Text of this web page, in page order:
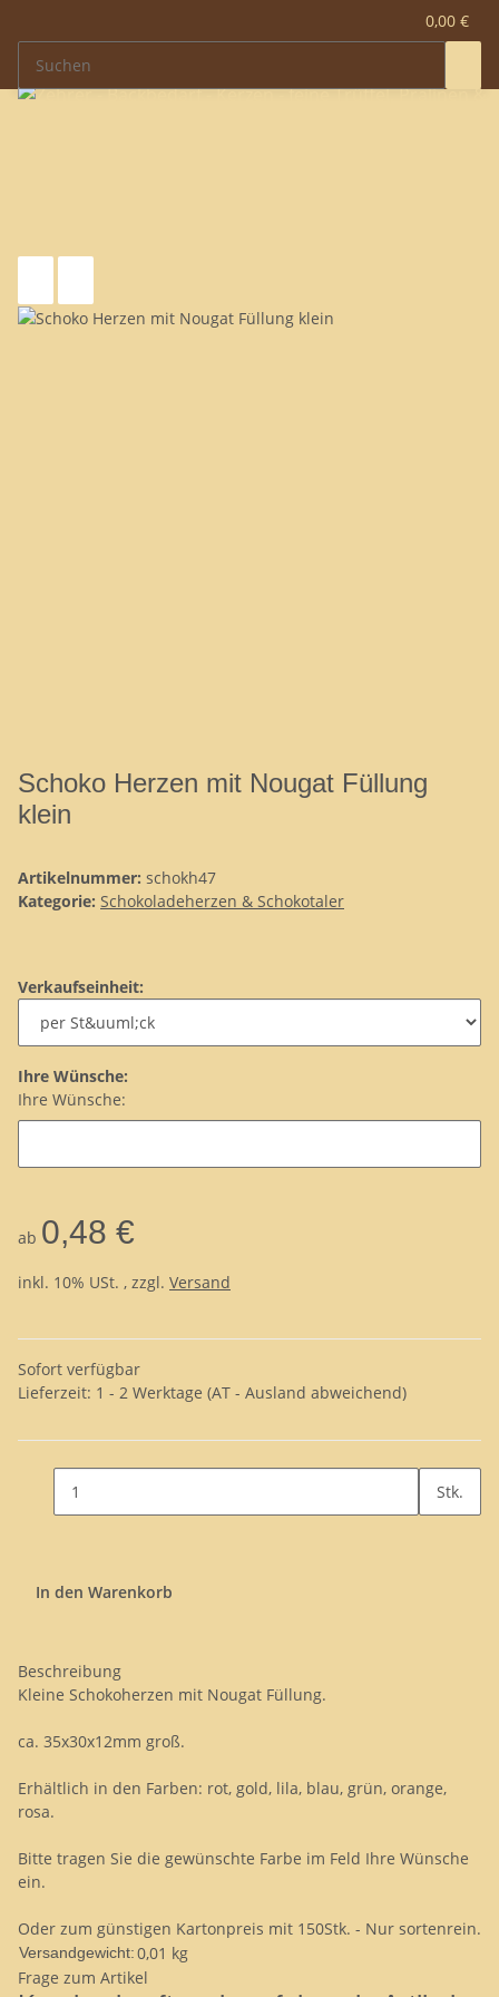
0,00 €
Schoko Herzen mit Nougat Füllung
klein
Artikelnummer: schokh47
Kategorie: Schokoladeherzen & Schokotaler
Verkaufseinheit:
Ihre Wünsche:
Ihre Wünsche:
ab 0,48 €
inkl. 10% USt. , zzgl. Versand
Sofort verfügbar
Lieferzeit: 1 - 2 Werktage (AT - Ausland abweichend)
Stk.
In den Warenkorb
Beschreibung
Kleine Schokoherzen mit Nougat Füllung.
ca. 35x30x12mm groß.
Erhältlich in den Farben: rot, gold, lila, blau, grün, orange,
rosa.
Bitte tragen Sie die gewünschte Farbe im Feld Ihre Wünsche
ein.
Oder zum günstigen Kartonpreis mit 150Stk. - Nur sortenrein.
Versandgewicht:0,01 kg
Frage zum Artikel